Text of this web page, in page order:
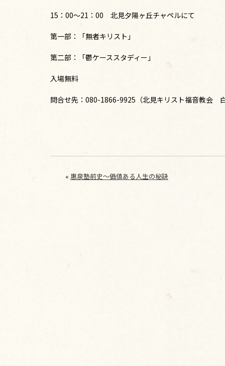
15：00～21：00 北見夕陽ヶ丘チャペルにて
第一部：「無者キリスト」
第二部：「鬱ケーススタディー」
入場無料
問合せ先：080-1866-9925（北見キリスト福音教会
« 惠泉塾前史～価値ある人生の秘訣